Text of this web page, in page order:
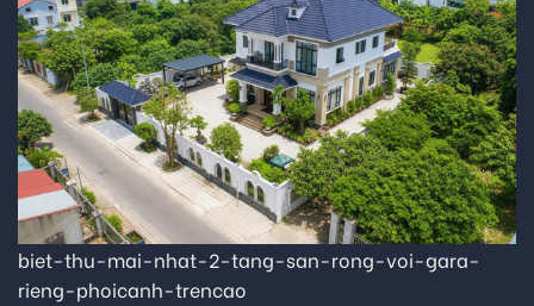
biet-thu-mai-nhat-2-tang-san-rong-voi-gara-
rieng-phoicanh-trencao